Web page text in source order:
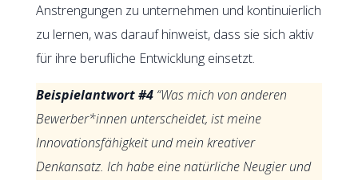
Anstrengungen zu unternehmen und kontinuierlich
zu lernen, was darauf hinweist, dass sie sich aktiv
für ihre berufliche Entwicklung einsetzt.
Beispielantwort #4“Was mich von anderen
Bewerber*innen unterscheidet, ist meine
Innovationsfähigkeit und mein kreativer
Denkansatz. Ich habe eine natürliche Neugier und